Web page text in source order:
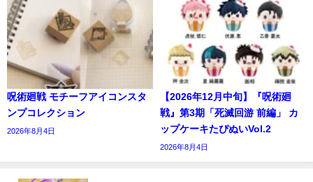
呪術廻戦 モチーフアイコンスタ
ンプコレクション
2026年8月4日
【2026年12月中旬】『呪術廻
戦』第3期「死滅回游 前編」 カ
ップケーキたぴぬいVol.2
2026年8月4日